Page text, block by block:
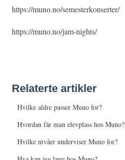
https://muno.no/semesterkonserter/
https://muno.no/jam-nights/
Relaterte artikler
Hvilke aldre passer Muno for?
Hvordan får man elevplass hos Muno?
Hvilke nivåer underviser Muno for?